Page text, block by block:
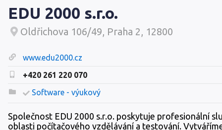
EDU 2000 s.r.o.
Oldřichova 106/49, Praha 2, 12800
www.edu2000.cz
+420 261 220 070
Software - výukový
Společnost EDU 2000 s.r.o. poskytuje profesionální
oblasti počítačového vzdělávání a testování.